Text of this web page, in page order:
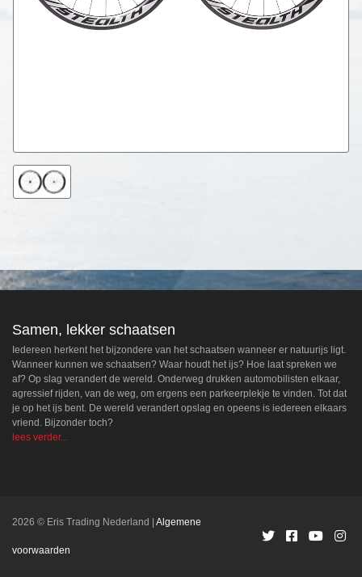
Samen, lekker schaatsen
Iedereen herkent het bijzondere van het schaatsen wanneer er natuurijs ligt.
Wanneer kunnen we schaatsen? Waar houdt het ijs? Hoe laat spreken we
af? Op slag verandert de wereld. Onderweg drukken automobilisten elkaar,
agressief rijden, van de weg, om ergens een parkeerplekje te vinden. Tot dat
je op het ijs bent. De wereld verandert opslag en opeens is iedereen elkaars
vriend. Bijzonder toch?
lees verder...
2026 © Eris Trading Nederland Algemene
voorwaarden